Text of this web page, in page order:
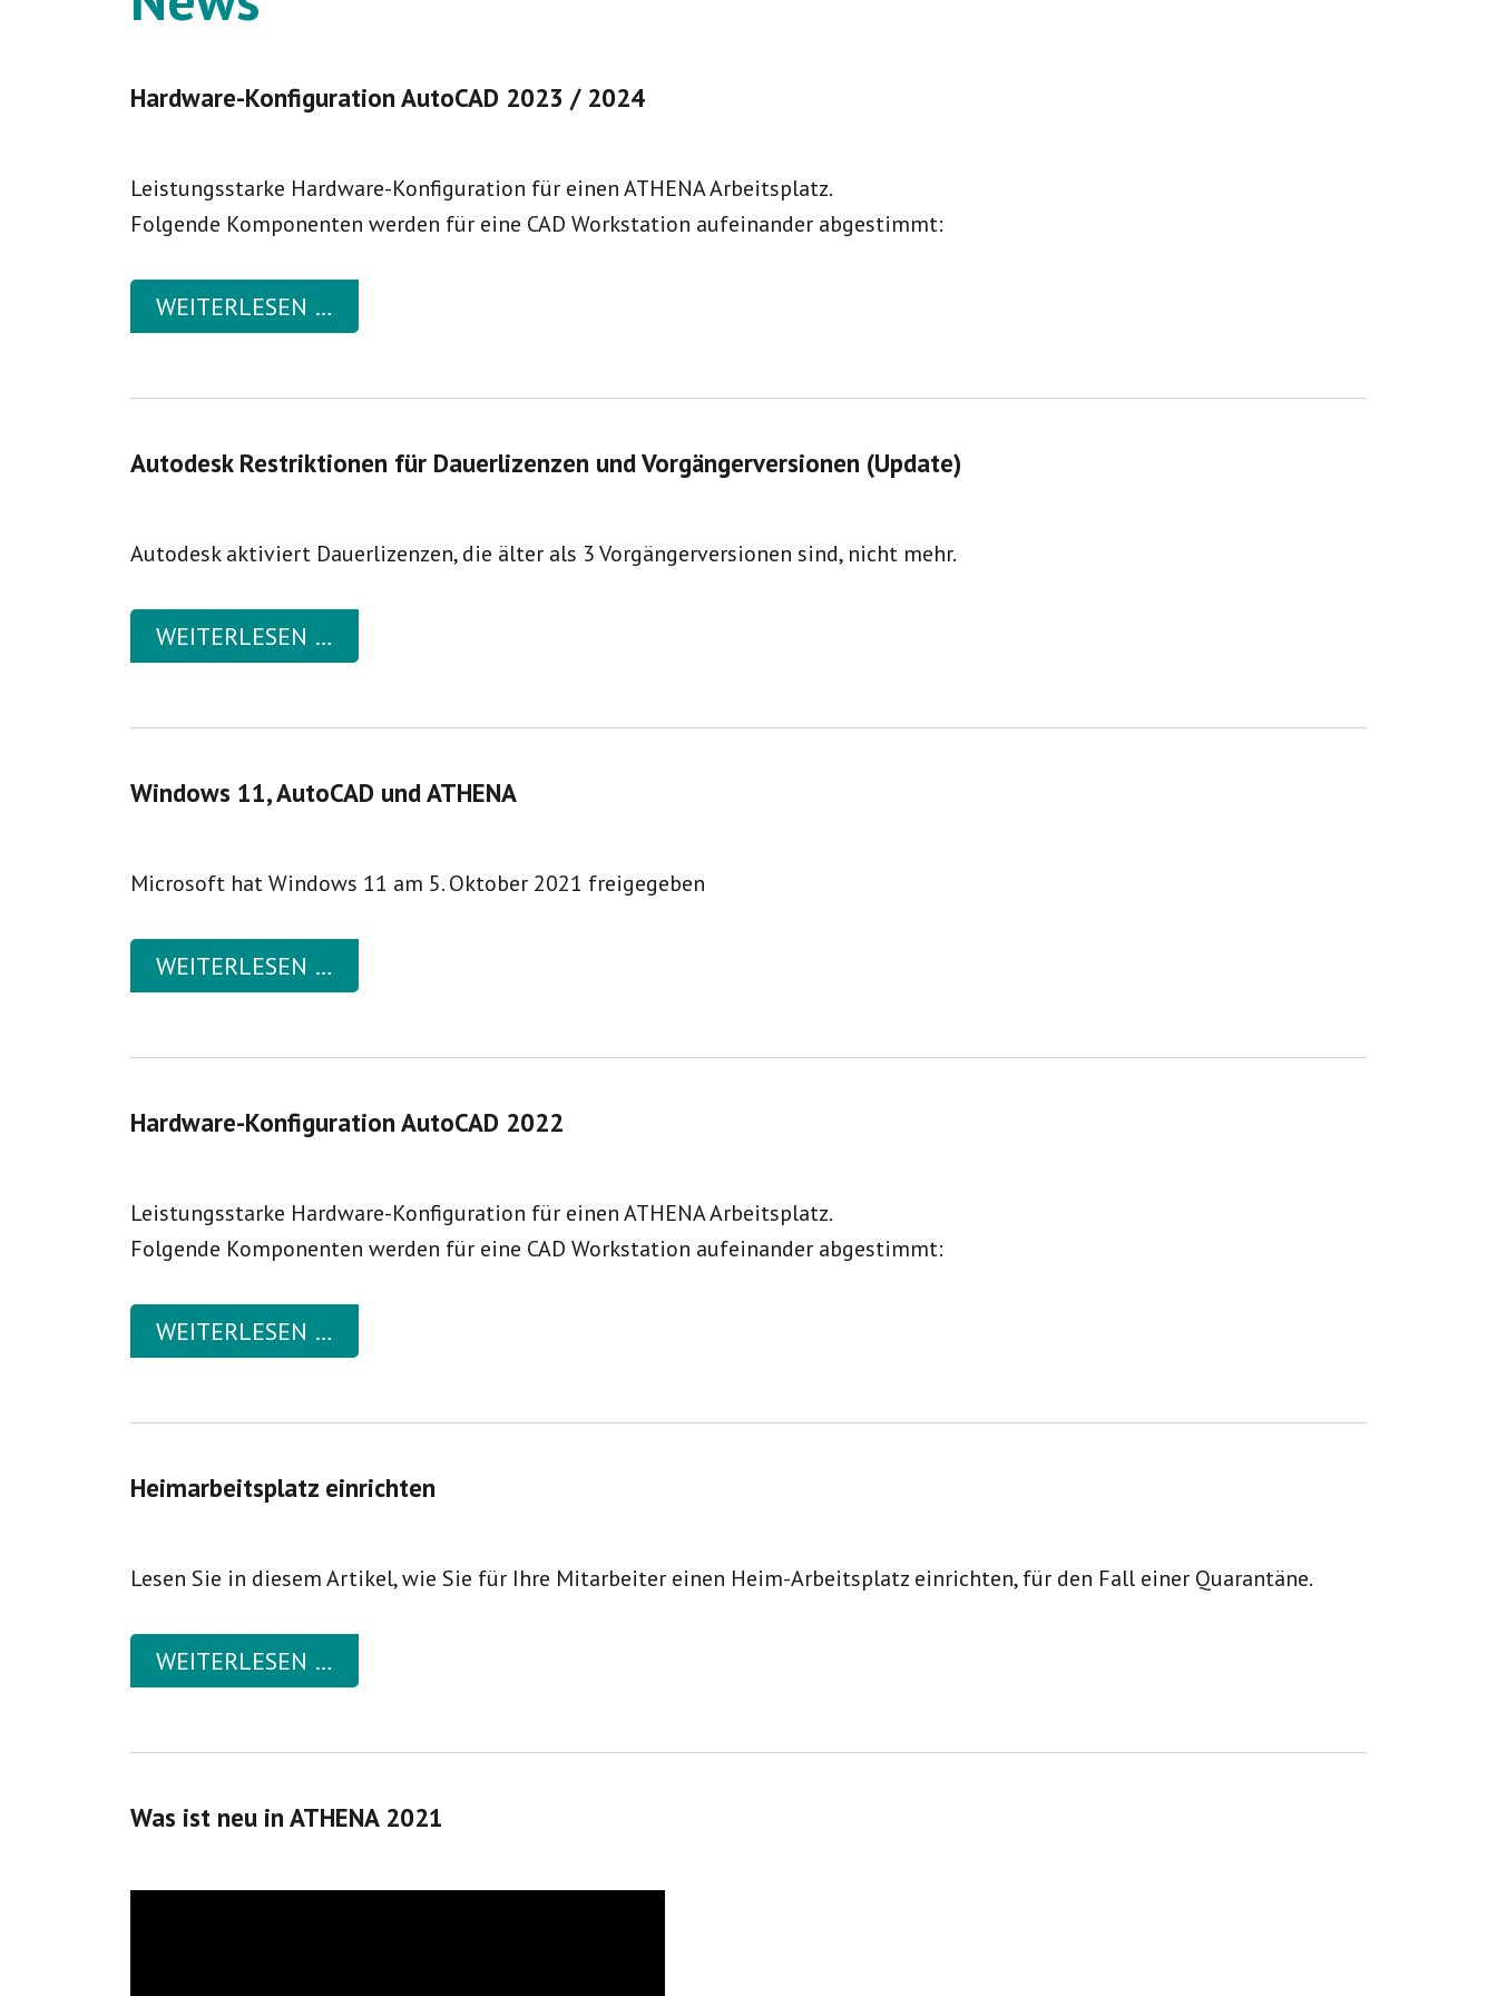
Hardware-Konfiguration AutoCAD 2023 / 2024
Leistungsstarke Hardware-Konfiguration für einen ATHENA Arbeitsplatz.
Folgende Komponenten werden für eine CAD Workstation aufeinander abgestimmt:
WEITERLESEN …
Autodesk Restriktionen für Dauerlizenzen und Vorgängerversionen (Update)
Autodesk aktiviert Dauerlizenzen, die älter als 3 Vorgängerversionen sind, nicht mehr.
WEITERLESEN …
Windows 11, AutoCAD und ATHENA
Microsoft hat Windows 11 am 5. Oktober 2021 freigegeben
WEITERLESEN …
Hardware-Konfiguration AutoCAD 2022
Leistungsstarke Hardware-Konfiguration für einen ATHENA Arbeitsplatz.
Folgende Komponenten werden für eine CAD Workstation aufeinander abgestimmt:
WEITERLESEN …
Heimarbeitsplatz einrichten
Lesen Sie in diesem Artikel, wie Sie für Ihre Mitarbeiter einen Heim-Arbeitsplatz einrichten, für den Fall einer Quarantäne.
WEITERLESEN …
Was ist neu in ATHENA 2021